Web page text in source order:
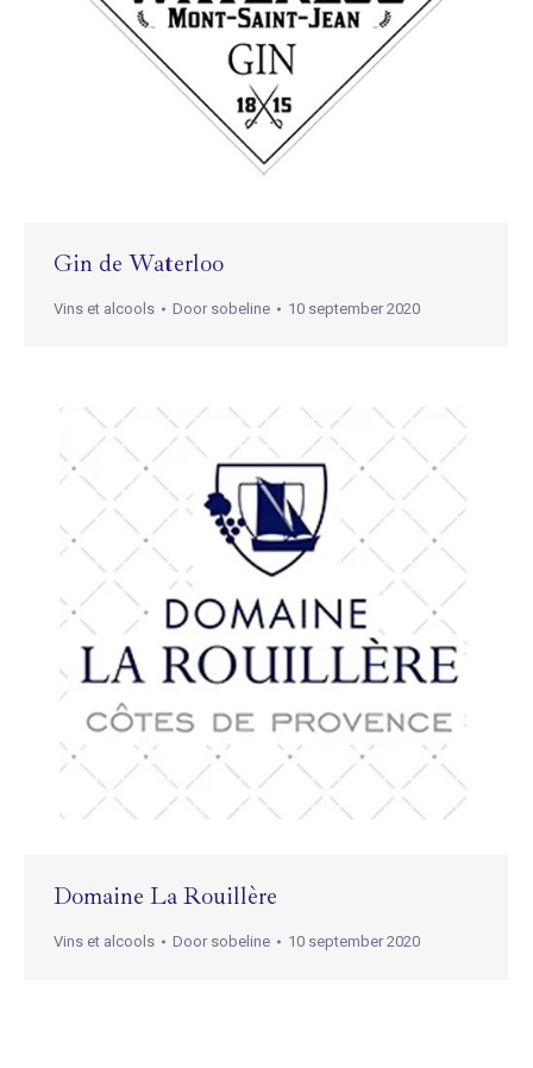
Gin de Waterloo
Vins et alcools Door sobeline 10 september 2020
Domaine La Rouillère
Vins et alcools Door sobeline 10 september 2020